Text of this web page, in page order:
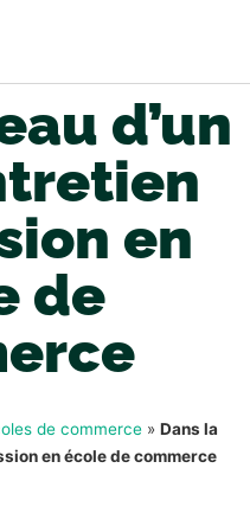
d’un
en
de
de commerce » Dans la
en école de commerce